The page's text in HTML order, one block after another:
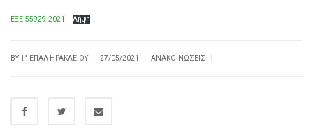
ΕΞΕ-55929-2021- Λήψη
BY1° ΕΠΑΛ ΗΡΑΚΛΕΊΟΥ 27/05/2021 ΑΝΑΚΟΙΝΏΣΕΙΣ